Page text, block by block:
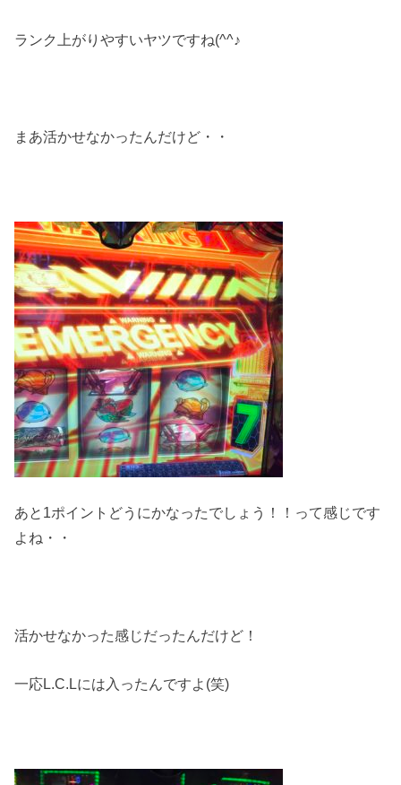
ランク上がりやすいヤツですね(^^♪
まあ活かせなかったんだけど・・
あと1ポイントどうにかなったでしょう！！って感じです
よね・・
活かせなかった感じだったんだけど！
一応L.C.Lには入ったんですよ(笑)